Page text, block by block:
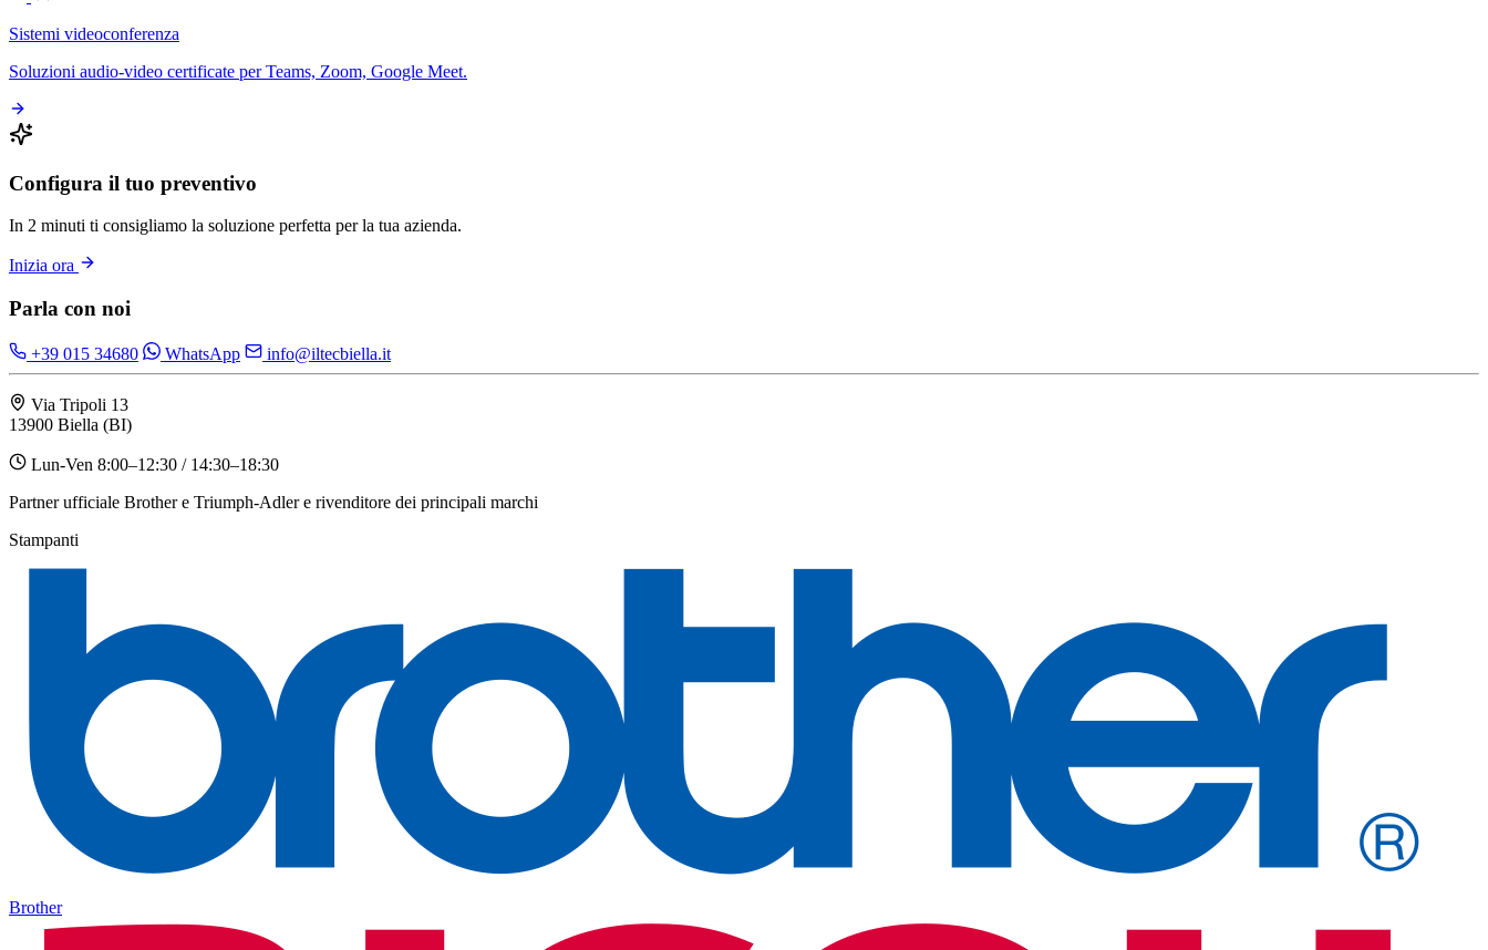
Sistemi videoconferenza
Soluzioni audio-video certificate per Teams, Zoom, Google Meet.
Configura il tuo preventivo
In 2 minuti ti consigliamo la soluzione perfetta per la tua azienda.
Inizia ora
Parla con noi
+39 015 34680 WhatsApp info@iltecbiella.it
Via Tripoli 13
13900 Biella (BI)
Lun-Ven 8:00–12:30 / 14:30–18:30
Partner ufficiale Brother e Triumph-Adler e rivenditore dei principali marchi
Stampanti
Brother